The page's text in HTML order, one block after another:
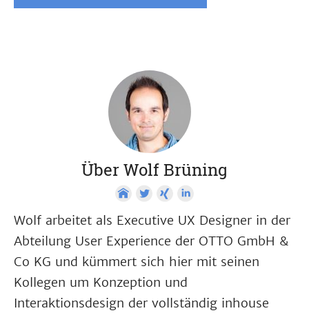
Über Wolf Brüning
Wolf arbeitet als Executive UX Designer in der
Abteilung User Experience der OTTO GmbH &
Co KG und kümmert sich hier mit seinen
Kollegen um Konzeption und
Interaktionsdesign der vollständig inhouse